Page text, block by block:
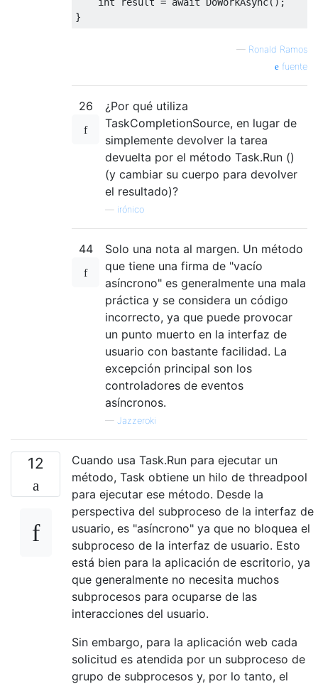
}
— Ronald Ramos
fuente
26
¿Por qué utiliza
TaskCompletionSource, en lugar de
simplemente devolver la tarea
devuelta por el método Task.Run ()
(y cambiar su cuerpo para devolver
el resultado)?
irónico
44
Solo una nota al margen. Un método
que tiene una firma de "vacío
asíncrono" es generalmente una mala
práctica y se considera un código
incorrecto, ya que puede provocar
un punto muerto en la interfaz de
usuario con bastante facilidad. La
excepción principal son los
controladores de eventos
asíncronos.
— Jazzeroki
12
Cuando usa Task.Run para ejecutar un
método, Task obtiene un hilo de threadpool
para ejecutar ese método. Desde la
perspectiva del subproceso de la interfaz de
usuario, es "asíncrono" ya que no bloquea el
subproceso de la interfaz de usuario. Esto
está bien para la aplicación de escritorio, ya
que generalmente no necesita muchos
subprocesos para ocuparse de las
interacciones del usuario.
Sin embargo, para la aplicación web cada
solicitud es atendida por un subproceso de
grupo de subprocesos y, por lo tanto, el